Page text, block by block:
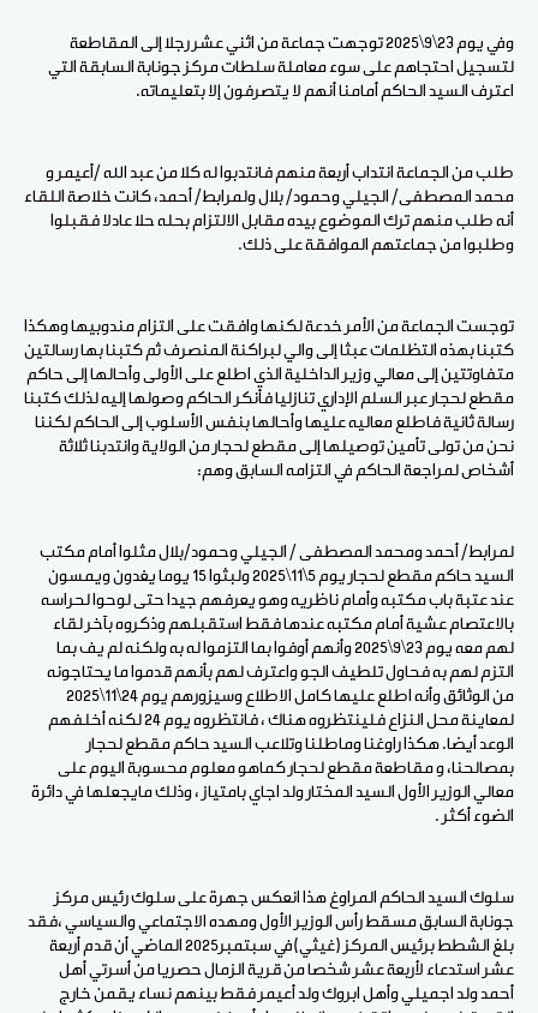
وفي يوم 23\9\2025 توجهت جماعة من اثني عشر رجلا إلى المقاطعة
لتسجيل احتجاهم على سوء معاملة سلطات مركز جونابة السابقة التي
اعترف السيد الحاكم أمامنا أنهم لا يتصرفون إلا بتعليماته.
طلب من الجماعة انتداب أربعة منهم فانتدبوا له كلا من عبد الله /أعيمر و
محمد المصطفى/ الجيلي وحمود/ بلال ولمرابط/ أحمد، كانت خلاصة اللقاء
أنه طلب منهم ترك الموضوع بيده مقابل الالتزام بحله حلا عادلا فقبلوا
وطلبوا من جماعتهم الموافقة على ذلك.
توجست الجماعة من الأمر خدعة لكنها وافقت على التزام مندوبيها وهكذا
كتبنا بهذه التظلمات عبثا إلى والي لبراكنة المنصرف ثم كتبنا بها رسالتين
متفاوتتين إلى معالي وزير الداخلية الذي اطلع على الأولى وأحالها إلى حاكم
مقطع لحجار عبر السلم الإداري تنازليا فأنكر الحاكم وصولها إليه لذلك كتبنا
رسالة ثانية فاطلع معاليه عليها وأحالها بنفس الأسلوب إلى الحاكم لكننا
نحن من تولى تأمين توصيلها إلى مقطع لحجار من الولاية وانتدبنا ثلاثة
أشخاص لمراجعة الحاكم في التزامه السابق وهم:
لمرابط/ أحمد ومحمد المصطفى / الجيلي وحمود/بلال مثلوا أمام مكتب
السيد حاكم مقطع لحجار يوم 5\11\2025 ولبثوا 15 يوما يغدون ويمسون
عند عتبة باب مكتبه وأمام ناظريه وهو يعرفهم جيدا حتى لوحوا لحراسه
بالاعتصام عشية أمام مكتبه عندها فقط استقبلهم وذكروه بآخر لقاء
لهم معه يوم 23\9\2025 وأنهم أوفوا بما التزموا له به ولكنه لم يف بما
التزم لهم به فحاول تلطيف الجو واعترف لهم بأنهم قدموا ما يحتاجونه
من الوثائق وأنه اطلع عليها كامل الاطلاع وسيزورهم يوم 24\11\2025
لمعاينة محل النزاع فلينتظروه هناك ، فانتظروه يوم 24 لكنه أخلفهم
الوعد أيضا. هكذا راوغنا وماطلنا وتلاعب السيد حاكم مقطع لحجار
بمصالحنا، و مقاطعة مقطع لحجار كماهو معلوم محسوبة اليوم على
معالي الوزير الأول السيد المختار ولد اجاي بامتياز ، وذلك مايجعلها في دائرة
الضوء أكثر .
سلوك السيد الحاكم المراوغ هذا انعكس جهرة على سلوك رئيس مركز
جونابة السابق مسقط رأس الوزير الأول ومهده الاجتماعي والسياسي ،فقد
بلغ الشطط برئيس المركز (غيثي)في سبتمبر2025 الماضي أن قدم أربعة
عشر استدعاء لأربعة عشر شخصا من قرية الزمال حصريا من أسرتي أهل
أحمد ولد اجميلي وأهل ابروك ولد أعيمر فقط بينهم نساء يقمن خارج